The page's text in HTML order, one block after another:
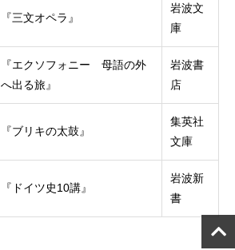
『三文オペラ』
岩波文
庫
『エクソフォニー 母語の外
へ出る旅』
岩波書
店
『ブリキの太鼓』
集英社
文庫
『ドイツ史10講』
岩波新
書